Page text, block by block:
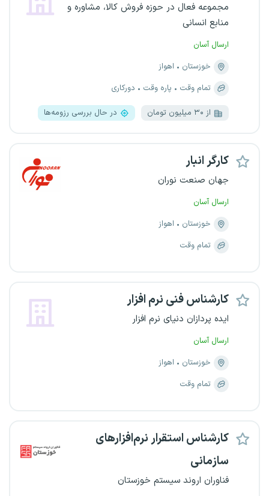
مجموعه فعال در حوزه فروش کالا، مشاوره و
منابع انسانی
ارسال آسان
خوزستان
اهواز
تمام وقت
پاره وقت دورکاری
از ۳۰ میلیون تومان در حال بررسی رزومه‌ها
کارگر انبار
جهان صنعت نوران
ارسال آسان
خوزستان
اهواز
تمام وقت
کارشناس فنی نرم افزار
ایده پردازان دنیای نرم افزار
ارسال آسان
خوزستان
اهواز
تمام وقت
کارشناس استقرار نرم‌افزارهای
سازمانی
فناوران اروند سیستم خوزستان